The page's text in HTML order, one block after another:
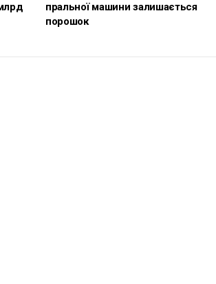
пральної машини залишається
порошок